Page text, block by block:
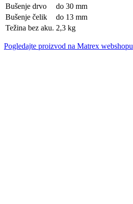
Bušenje drvo
do 30 mm
Bušenje čelik
do 13 mm
Težina bez aku. 2,3 kg
Pogledajte proizvod na Matrex webshopu